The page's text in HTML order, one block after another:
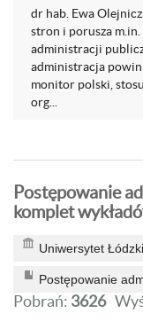
dr hab. Ewa
stron i porusza m.in.
administracji
administracja
monitor polski,
org...
Postępowanie
komplet
Uniwersytet Łódzki
Postępowanie
Pobrań: 3626